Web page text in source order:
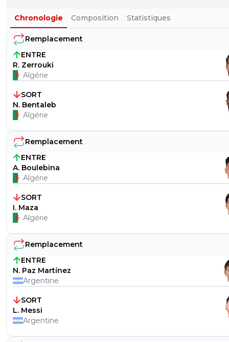
Chronologie Composition Statistiques
Remplacement
ENTRE
R. Zerrouki
Algérie
SORT
N. Bentaleb
Algérie
Remplacement
ENTRE
A. Boulebina
Algérie
SORT
I. Maza
Algérie
Remplacement
ENTRE
N. Paz Martínez
Argentine
SORT
L. Messi
Argentine